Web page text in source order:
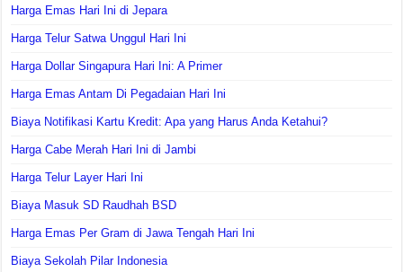
Harga Emas Hari Ini di Jepara
Harga Telur Satwa Unggul Hari Ini
Harga Dollar Singapura Hari Ini: A Primer
Harga Emas Antam Di Pegadaian Hari Ini
Biaya Notifikasi Kartu Kredit: Apa yang Harus Anda Ketahui?
Harga Cabe Merah Hari Ini di Jambi
Harga Telur Layer Hari Ini
Biaya Masuk SD Raudhah BSD
Harga Emas Per Gram di Jawa Tengah Hari Ini
Biaya Sekolah Pilar Indonesia